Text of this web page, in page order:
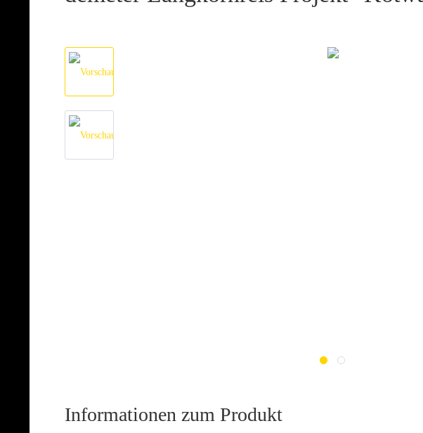
Informationen zum Produkt